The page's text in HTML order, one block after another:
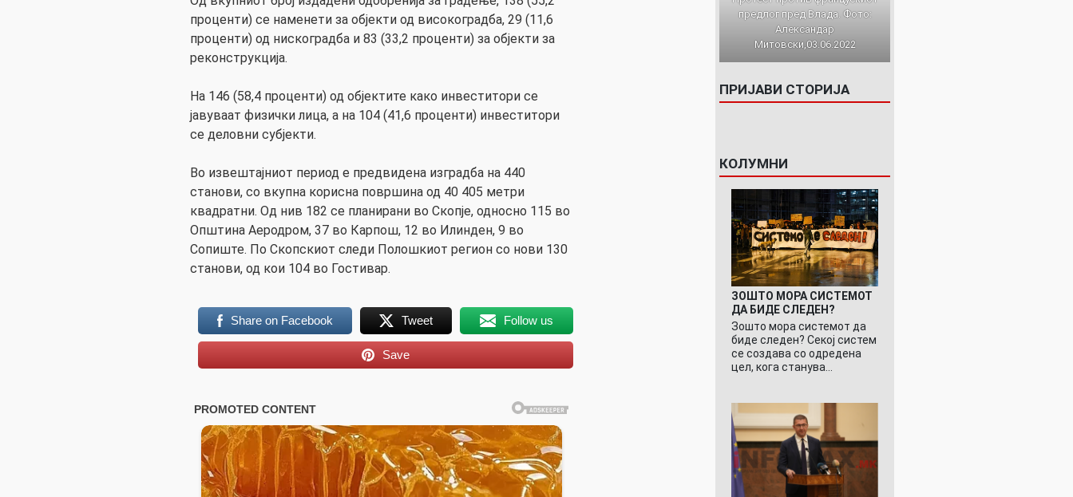
проценти) се наменети за објекти од високоградба, 29 (11,6
проценти) од нискоградба и 83 (33,2 проценти) за објекти за
реконструкција.
На 146 (58,4 проценти) од објектите како инвеститори се
јавуваат физички лица, а на 104 (41,6 проценти) инвеститори
се деловни субјекти.
Во извештајниот период е предвидена изградба на 440
станови, со вкупна корисна површина од 40 405 метри
квадратни. Од нив 182 се планирани во Скопје, односно 115 во
Општина Аеродром, 37 во Карпош, 12 во Илинден, 9 во
Сопиште. По Скопскиот следи Полошкиот регион со нови 130
станови, од кои 104 во Гостивар.
Share on Facebook Tweet Follow us
Save
предлог пред Влада. Фото:
Александар
Митовски,03.06.2022
ПРИЈАВИ СТОРИЈА
КОЛУМНИ
ЗОШТО МОРА СИСТЕМОТ
ДА БИДЕ СЛЕДЕН?
Зошто мора системот да
биде следен? Секој систем
се создава со одредена
цел, кога станува…